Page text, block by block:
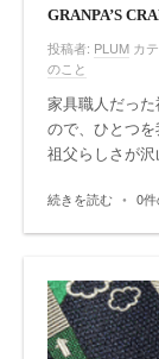
GRANPA’S
投稿者: PLUM カ
のこと
家具職人だっ
ので、ひとつ
祖父らしさが沢
続きを読む • 0件